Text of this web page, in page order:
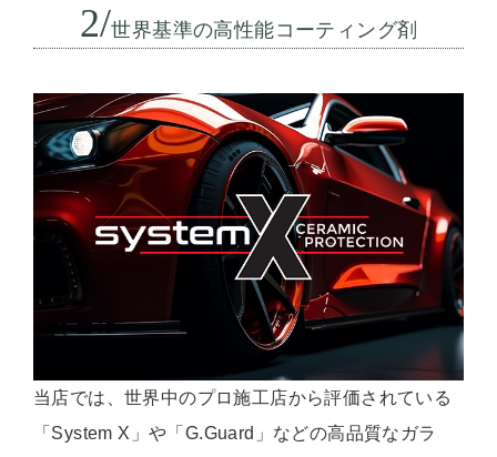
2/世界基準の高性能コーティング剤
当店では、世界中のプロ施工店から評価されている
「System X」や「G.Guard」などの高品質なガラ